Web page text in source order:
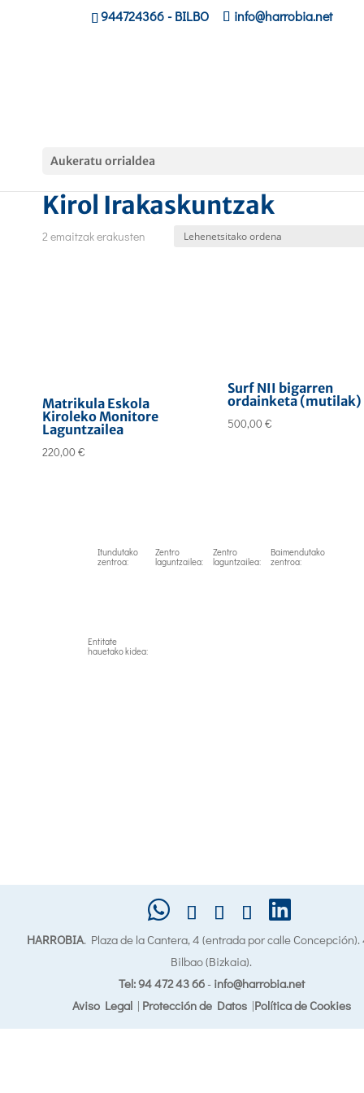
944724366- BILBO info@harrobia.net
Aukeratu orrialdea
Hasiera/ Kirol Irakaskuntzak
Kirol Irakaskuntzak
2 emaitzak erakusten
Matrikula Eskola
Kiroleko Monitore
Laguntzailea
220,00 €
Surf NII bigarren
ordainketa (mutilak)
500,00 €
Itundutako
zentroa:
Zentro
laguntzailea:
Zentro
laguntzailea:
Baimendutako
zentroa:
Entitate
hauetako kidea:
HARROBIA. Plaza de la Cantera, 4 (entrada por calle
Bilbao (Bizkaia).
Tel: 94 472 43 66- info@harrobia.net
Aviso Legal| Protección de Datos|Política de Cookies